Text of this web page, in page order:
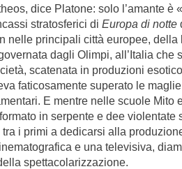
dice Platone: solo l’amante
stratosferici di Europa di notte
nelle principali città europee,
dagli Olimpi, all’Italia che
scatenata in produzioni
faticosamente superato le
E mentre nelle scuole Mito
in serpente e dee
i primi a dedicarsi alla
e una televisiva,
spettacolarizzazione.